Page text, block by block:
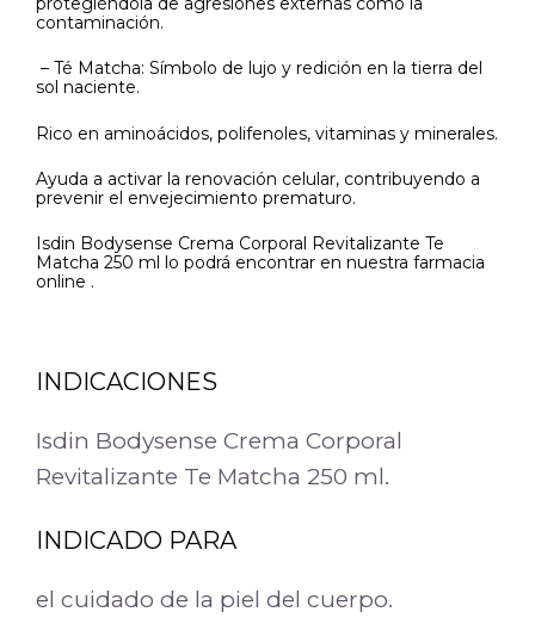
contaminación.
– Té Matcha: Símbolo de lujo y redición en la tierra del
sol naciente.
Rico en aminoácidos, polifenoles, vitaminas y minerales.
Ayuda a activar la renovación celular, contribuyendo a
prevenir el envejecimiento prematuro.
Isdin Bodysense Crema Corporal Revitalizante Te
Matcha 250 ml lo podrá encontrar en nuestra farmacia
online .
INDICACIONES
Isdin Bodysense Crema Corporal
Revitalizante Te Matcha 250 ml.
INDICADO PARA
el cuidado de la piel del cuerpo.